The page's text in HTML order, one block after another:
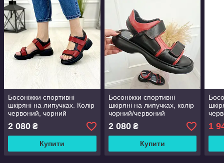
Босоніжки спортивні
шкіряні на липучках. Колір
червоний, чорний
2 080 ₴
Купити
Босоніжки спортивні
шкіряні на липучках, колір
чорний/червоний
2 080₴
Купити
1